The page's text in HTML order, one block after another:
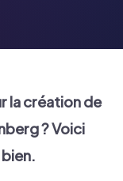
la création de
? Voici